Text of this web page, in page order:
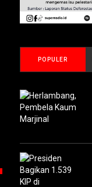
POPULER